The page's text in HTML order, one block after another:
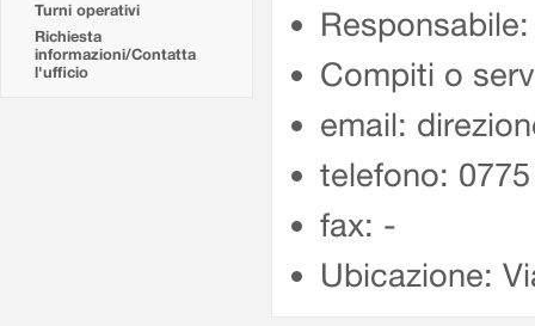
Turni operativi
Richiesta
informazioni/Contatta
l'ufficio
Compiti o
email:
telefono:
fax: -
Ubicazione: